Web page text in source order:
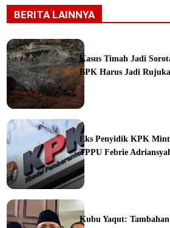
BERITA LAINNYA
Kasus Timah Jadi
BPK Harus Jadi
Eks Penyidik KPK
TPPU Febrie
Kubu Yaqut: